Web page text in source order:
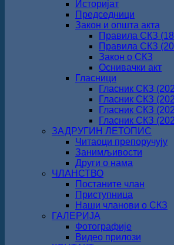
Историјат
Председници
Закон и општа акта
Правила СКЗ
Правила СКЗ
Закон о СКЗ
Оснивачки акт
Гласници
Гласник СКЗ
Гласник СКЗ
Гласник СКЗ
Гласник СКЗ
ЗАДРУГИН ЛЕТОПИС
Читаоци препоручују
Занимљивости
Други о нама
ЧЛАНСТВО
Постаните члан
Приступница
Наши чланови о СКЗ
ГАЛЕРИЈА
Фотографије
Видео прилози